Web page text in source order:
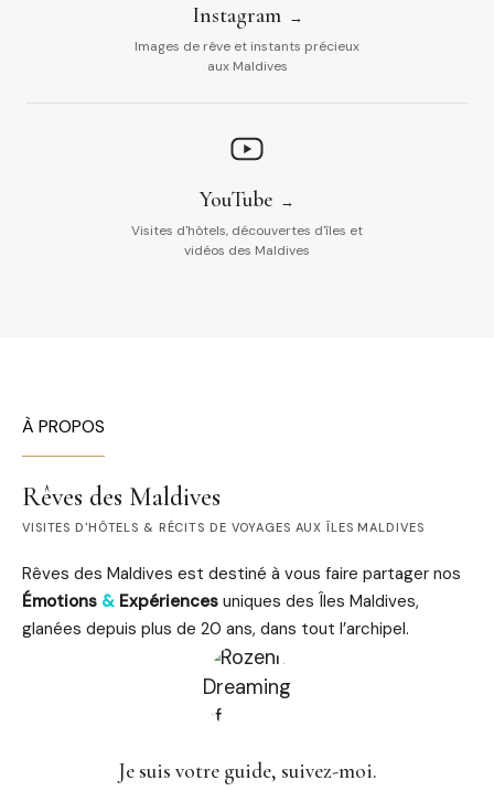
Instagram
Images de rêve et instants précieux
aux Maldives
YouTube
Visites d'hôtels, découvertes d'îles et
vidéos des Maldives
À PROPOS
Rêves des Maldives
VISITES D'HÔTELS & RÉCITS DE VOYAGES AUX ÎLES MALDIVES
Rêves des Maldives est destiné à vous faire partager nos
Émotions & Expériences uniques des Îles Maldives,
glanées depuis plus de 20 ans, dans tout l’archipel.
Je suis votre guide, suivez-moi.